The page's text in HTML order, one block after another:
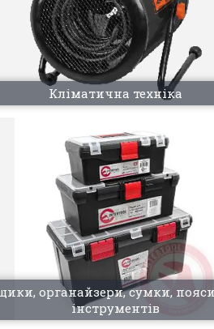
Кліматична техніка
органайзери, сумки,
інструментів